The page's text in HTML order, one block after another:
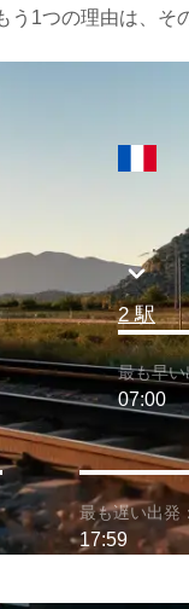
1つの理由は、そ
2 駅
最も早
07:00
最も遅い出発：
17:59